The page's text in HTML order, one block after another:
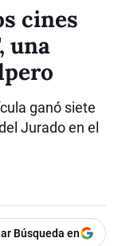
cines
una
ganó siete
Jurado en el
Búsqueda en